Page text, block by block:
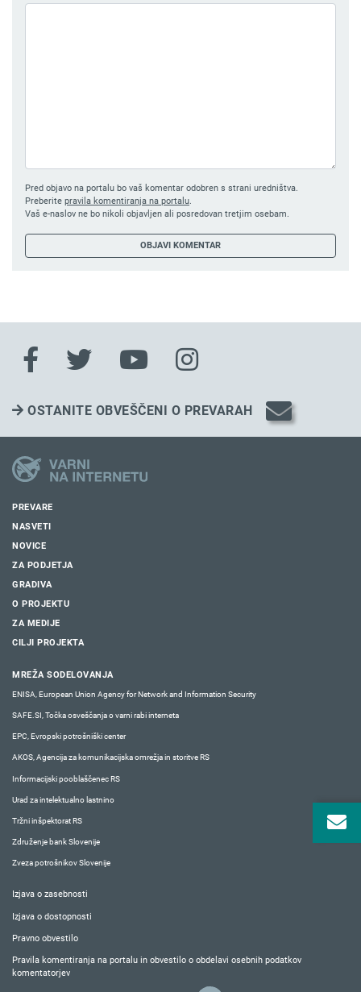
Pred objavo na portalu bo vaš komentar odobren s strani uredništva.
Preberite pravila komentiranja na portalu.
Vaš e-naslov ne bo nikoli objavljen ali posredovan tretjim osebam.
OSTANITE OBVEŠČENI O PREVARAH
PREVARE
NASVETI
NOVICE
ZA PODJETJA
GRADIVA
O PROJEKTU
ZA MEDIJE
CILJI PROJEKTA
MREŽA SODELOVANJA
ENISA, European Union Agency for Network and Information Security
SAFE.SI, Točka osveščanja o varni rabi interneta
EPC, Evropski potrošniški center
AKOS, Agencija za komunikacijska omrežja in storitve RS
Informacijski pooblaščenec RS
Urad za intelektualno lastnino
Tržni inšpektorat RS
Združenje bank Slovenije
Zveza potrošnikov Slovenije
Izjava o zasebnosti
Izjava o dostopnosti
Pravno obvestilo
Pravila komentiranja na portalu in obvestilo o obdelavi osebnih podatkov
komentatorjev